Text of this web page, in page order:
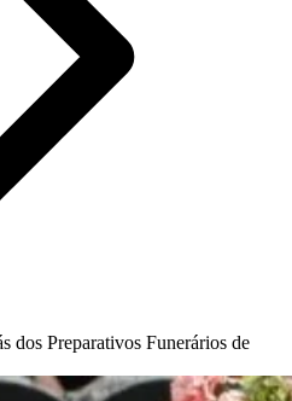
dos Preparativos Funerários de